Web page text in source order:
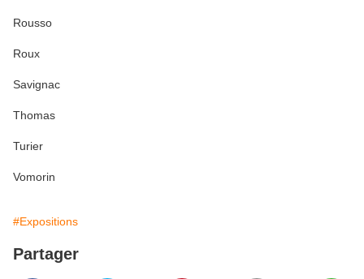
Rousso
Roux
Savignac
Thomas
Turier
Vomorin
#Expositions
Partager